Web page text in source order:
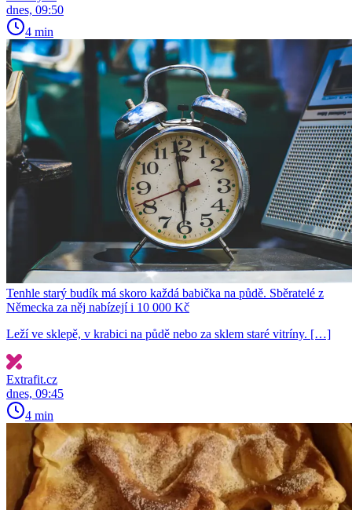
dnes, 09:50
4 min
Tenhle starý budík má skoro každá babička na půdě. Sběratelé z
Německa za něj nabízejí i 10 000 Kč
Leží ve sklepě, v krabici na půdě nebo za sklem staré vitríny. […]
Extrafit.cz
dnes, 09:45
4 min